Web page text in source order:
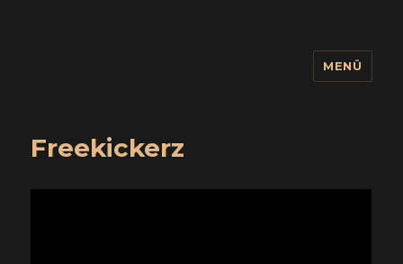
MENÜ
Freekickerz